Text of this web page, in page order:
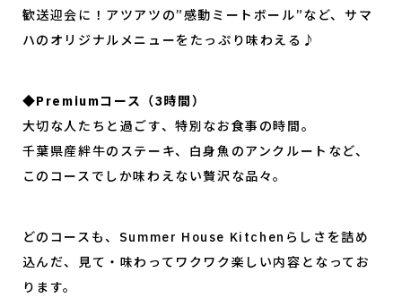
歓送迎会に！アツアツの”感動ミートボール”など、サマ
ハのオリジナルメニューをたっぷり味わえる♪
◆Premiumコース（3時間）
大切な人たちと過ごす、特別なお食事の時間。
千葉県産絆牛のステーキ、白身魚のアンクルートなど、
このコースでしか味わえない贅沢な品々。
どのコースも、Summer House Kitchenらしさを詰め
込んだ、見て・味わってワクワク楽しい内容となってお
ります。